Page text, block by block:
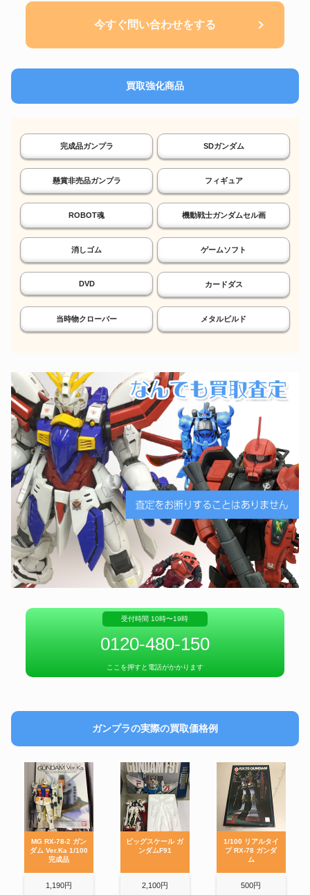
今すぐ問い合わせをする
買取強化商品
完成品ガンプラ SDガンダム
懸賞非売品ガンプラ フィギュア
ROBOT魂 機動戦士ガンダムセル画
消しゴム ゲームソフト
DVD カードダス
当時物クローバー メタルビルド
受付時間 10時〜19時
0120-480-150
ここを押すと電話がかかります
ガンプラの実際の買取価格例
MG RX-78-2 ガン
ダム Ver.Ka 1/100
完成品
1,190円
ビッグスケール ガ
ンダムF91
2,100円
1/100 リアルタイ
プ RX-78 ガンダ
ム
500円